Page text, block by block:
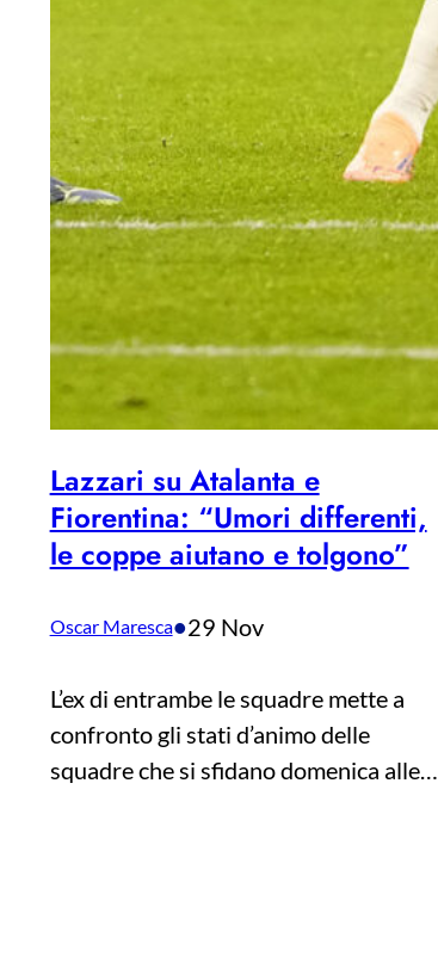
Lazzari su Atalanta e
Fiorentina: “Umori differenti,
le coppe aiutano e tolgono”
Oscar Maresca•29 Nov
L’ex di entrambe le squadre mette a
confronto gli stati d’animo delle
squadre che si sfidano domenica alle…